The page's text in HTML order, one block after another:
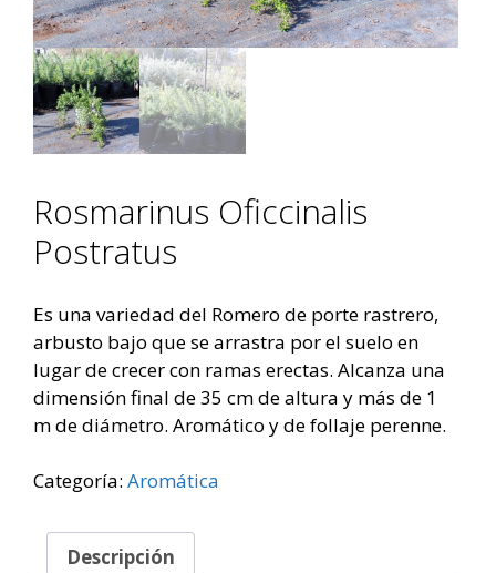
Rosmarinus Oficcinalis
Postratus
Es una variedad del Romero de porte rastrero,
arbusto bajo que se arrastra por el suelo en
lugar de crecer con ramas erectas. Alcanza una
dimensión final de 35 cm de altura y más de 1
m de diámetro. Aromático y de follaje perenne.
Categoría: Aromática
Descripción